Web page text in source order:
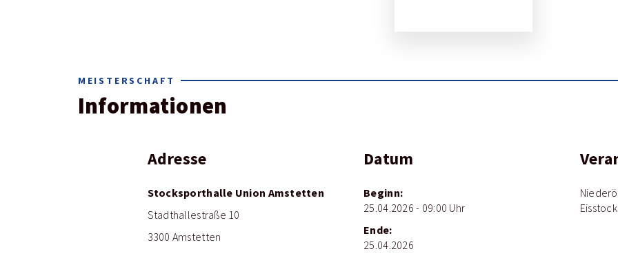
MEISTERSCHAFT
Informationen
Adresse
Stocksporthalle Union Amstetten
Stadthallestraße 10
3300 Amstetten
Datum
Beginn:
25.04.2026 - 09:00 Uhr
Ende:
25.04.2026